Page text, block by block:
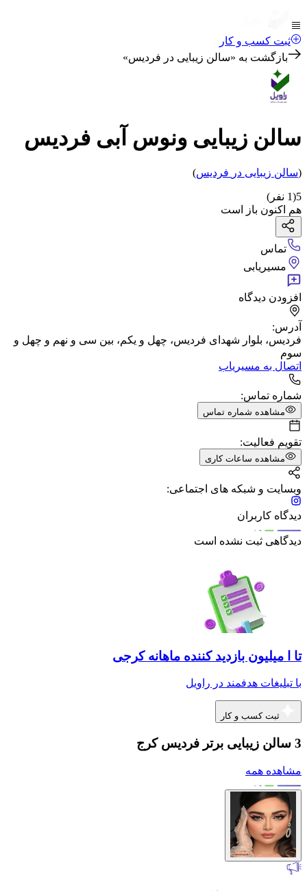
ثبت کسب و کار
بازگشت به «سالن زیبایی در فردیس»
سالن زیبایی ونوس آبی فردیس
(سالن زیبایی در فردیس)
5
(
1 نفر)
هم اکنون باز است
تماس
مسیریابی
افزودن دیدگاه
آدرس:
فردیس، بلوار شهدای فردیس، چهل و یکم، بین سی و نهم و چهل و
سوم
اتصال به مسیریاب
شماره تماس:
مشاهده شماره تماس
تقویم فعالیت:
مشاهده ساعات کاری
وبسایت و شبکه های اجتماعی:
دیدگاه کاربران
دیدگاهی ثبت نشده است
تا ا میلیون بازدید کننده ماهانه کرجی
با تبلیغات هدفمند در راویل
ثبت کسب و کار
3 سالن زیبایی برتر فردیس کرج
مشاهده همه